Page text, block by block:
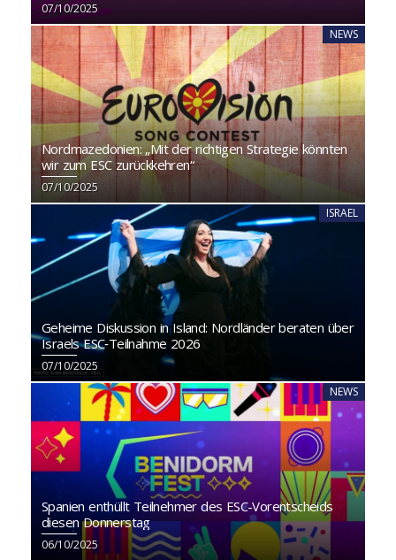
07/10/2025
NEWS
Nordmazedonien: „Mit der richtigen Strategie könnten
wir zum ESC zurückkehren“
07/10/2025
ISRAEL
Geheime Diskussion in Island: Nordländer beraten über
Israels ESC‑Teilnahme 2026
07/10/2025
NEWS
Spanien enthüllt Teilnehmer des ESC-Vorentscheids
diesen Donnerstag
06/10/2025